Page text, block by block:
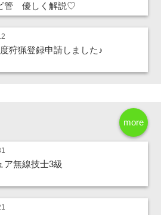
管 優しく解説♡
狩猟登録申請しました♪
more
ア無線技士3級